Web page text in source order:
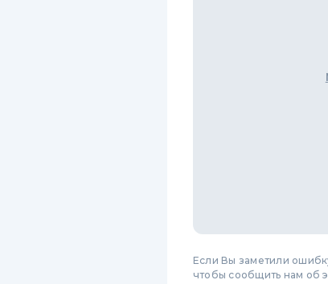
Если Вы заметили
чтобы сообщить нам об